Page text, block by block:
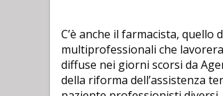
C’è anche il farmacista,
multiprofessionali che
diffuse nei giorni scorsi da
della riforma dell’assistenza